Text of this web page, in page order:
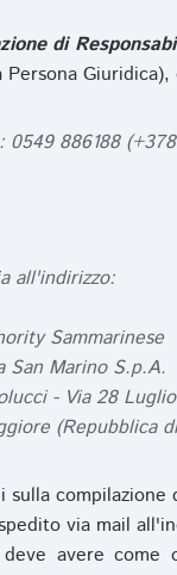
di
0549 886188
all'indirizzo:
Sammarinese
San Marino S.p.A.
- Via 28
(Repubblica
sulla compilazione
via mail
avere come